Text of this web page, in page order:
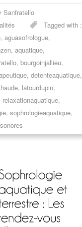
Sanfratello
Tagged with :
, aguasofrologue,
, aquatique,
, bourgoinjallieu,
, detenteaquatique,
, latourdupin,
relaxationaquatique,
, sophrologieaquatique,